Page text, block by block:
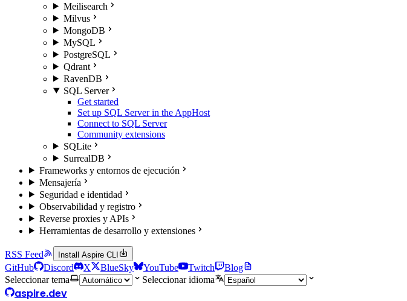
Meilisearch
Milvus
MongoDB
MySQL
PostgreSQL
Qdrant
RavenDB
SQL Server
Get started
Set up SQL Server in the AppHost
Connect to SQL Server
Community extensions
SQLite
SurrealDB
Frameworks y entornos de ejecución
Mensajería
Seguridad e identidad
Observabilidad y registro
Reverse proxies y APIs
Herramientas de desarrollo y extensiones
RSS Feed Install Aspire CLI
GitHub Discord X BlueSky YouTube Twitch
Blog
Seleccionar tema
Seleccionar idioma
aspire.dev